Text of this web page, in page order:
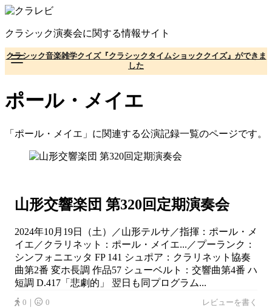
コ
テ
ン
ツ
へ
動
クラシック演奏会に関する情報サイト
クラシック音楽雑学クイズ『クラシックタイムショッククイズ』ができま
した
ポール・メイエ
「ポール・メイエ」に関連する公演記録一覧のページです。
山形交響楽団 第320回定期演奏会
2024年10月19日（土）／山形テルサ／指揮：ポール・メ
イエ／クラリネット：ポール・メイエ...／プーランク：
シンフォニエッタ FP 141 シュポア：クラリネット協奏
曲第2番 変ホ長調 作品57 シューベルト：交響曲第4番 ハ
短調 D.417「悲劇的」 翌日も同プログラム...
0｜ 0 レビューを書く